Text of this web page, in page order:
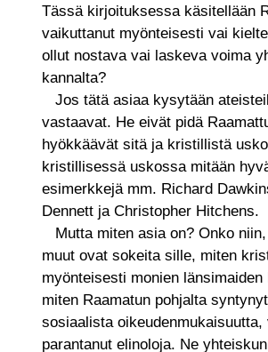
Tässä kirjoituksessa käsitellään
vaikuttanut myönteisesti vai
ollut nostava vai laskeva voima
kannalta?
Jos tätä asiaa kysytään
vastaavat. He eivät pidä
hyökkäävät sitä ja kristillistä
kristillisessä uskossa mitään
esimerkkejä mm. Richard
Dennett ja Christopher Hitchens.
Mutta miten asia on? Onko
muut ovat sokeita sille, miten
myönteisesti monien
miten Raamatun pohjalta
sosiaalista
parantanut elinoloja. Ne